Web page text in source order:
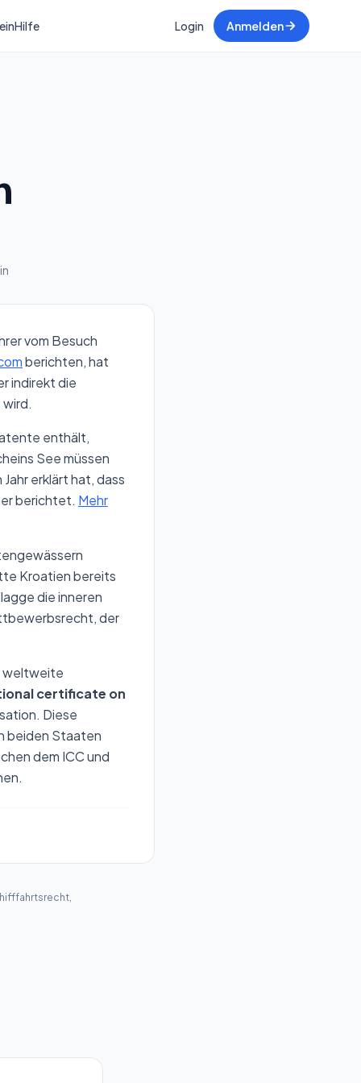
Hilfe Login Anmelden
vom Besuch
berichten, hat
indirekt die
enthält,
See müssen
erklärt hat, dass
berichtet. Mehr
Kroatien bereits
die inneren
der
weltweite
certificate on
Diese
beiden Staaten
dem ICC und
,